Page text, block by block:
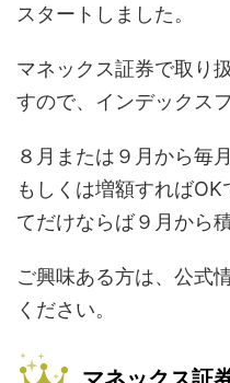
スタートしました。
マネックス証券で取り
すので、インデックス
８月または９月から毎
もしくは増額すれば
てだけならば９月から
ご興味ある方は、公式
ください。